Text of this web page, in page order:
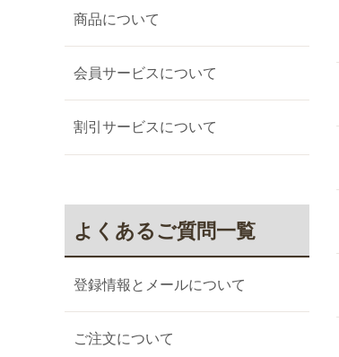
商品について
会員サービスについて
割引サービスについて
よくあるご質問一覧
登録情報とメールについて
ご注文について